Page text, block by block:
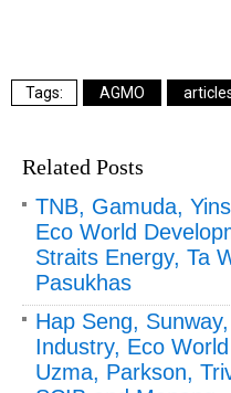
AGMO
Related Posts
TNB, Gamuda,
Eco World
Straits Energy, Ta
Pasukhas
Hap Seng,
Industry, Eco
Uzma, Parkson,